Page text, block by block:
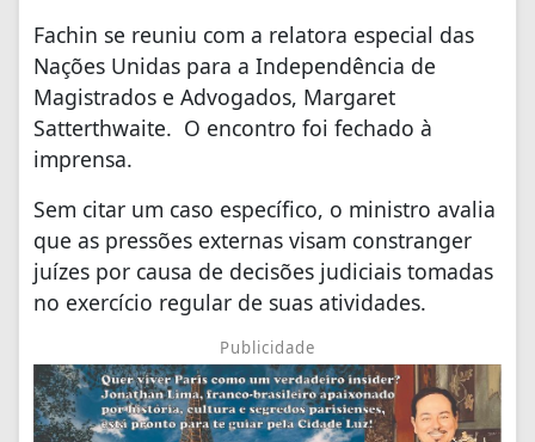
Fachin se reuniu com a relatora especial das
Nações Unidas para a Independência de
Magistrados e Advogados, Margaret
Satterthwaite. O encontro foi fechado à
imprensa.
Sem citar um caso específico, o ministro avalia
que as pressões externas visam constranger
juízes por causa de decisões judiciais tomadas
no exercício regular de suas atividades.
Publicidade